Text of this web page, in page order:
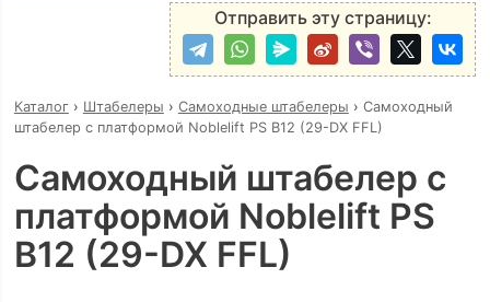
Отправить эту страницу:
Каталог› Штабелеры › Самоходные штабелеры › Самоходный
штабелер с платформой Noblelift PS B12 (29-DX FFL)
Самоходный штабелер с
платформой Noblelift PS
B12 (29-DX FFL)